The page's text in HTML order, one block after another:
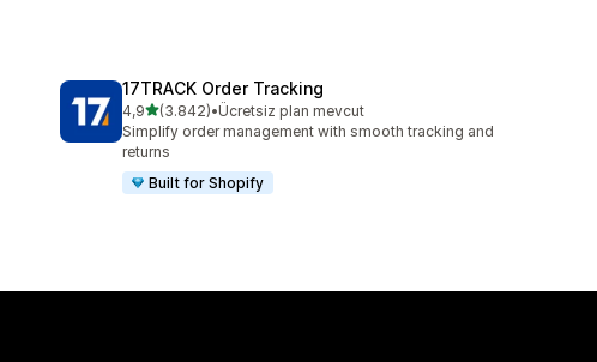
17TRACK Order Tracking
4,95 yıldız üzerinden
(3.842)
toplam 3842 değerlendirme
•Ücretsiz plan mevcut
Simplify order management with smooth tracking and
returns
Built for Shopify